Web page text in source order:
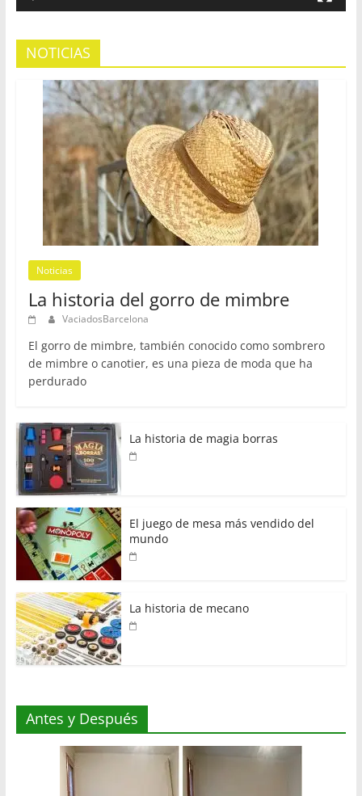
NOTICIAS
Noticias
La historia del gorro de mimbre
VaciadosBarcelona
El gorro de mimbre, también conocido como sombrero
de mimbre o canotier, es una pieza de moda que ha
perdurado
La historia de magia borras
El juego de mesa más vendido del
mundo
La historia de mecano
Antes y Después